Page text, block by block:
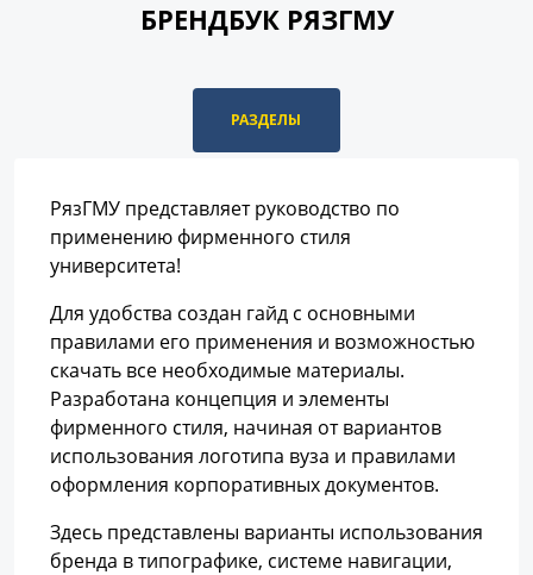
БРЕНДБУК РЯЗГМУ
РАЗДЕЛЫ
РязГМУ представляет руководство по
применению фирменного стиля
университета!
Для удобства создан гайд с основными
правилами его применения и возможностью
скачать все необходимые материалы.
Разработана концепция и элементы
фирменного стиля, начиная от вариантов
использования логотипа вуза и правилами
оформления корпоративных документов.
Здесь представлены варианты использования
бренда в типографике, системе навигации,